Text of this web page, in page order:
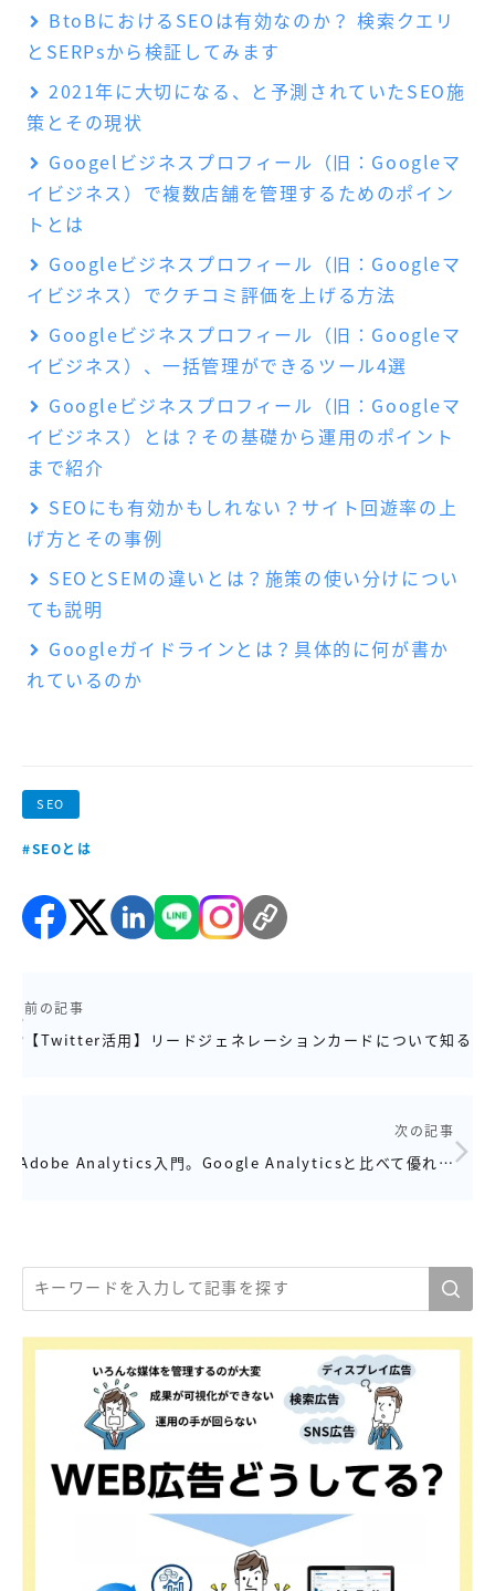
SEO
#SEOとは
前の記事
【Twitter活用】リードジェネレーションカードについて知る
次の記事
Adobe Analytics入門。Google Analyticsと比べて優れ…
BtoBにおけるSEOは有効なのか？ 検索クエリ
とSERPsから検証してみます
2021年に大切になる、と予測されていたSEO施
策とその現状
Googelビジネスプロフィール（旧：Googleマ
イビジネス）で複数店舗を管理するためのポイン
トとは
Googleビジネスプロフィール（旧：Googleマ
イビジネス）でクチコミ評価を上げる方法
Googleビジネスプロフィール（旧：Googleマ
イビジネス）、一括管理ができるツール4選
Googleビジネスプロフィール（旧：Googleマ
イビジネス）とは？その基礎から運用のポイント
まで紹介
SEOにも有効かもしれない？サイト回遊率の上
げ方とその事例
SEOとSEMの違いとは？施策の使い分けについ
ても説明
Googleガイドラインとは？具体的に何が書か
れているのか